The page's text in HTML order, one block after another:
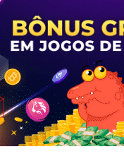
Jogue com